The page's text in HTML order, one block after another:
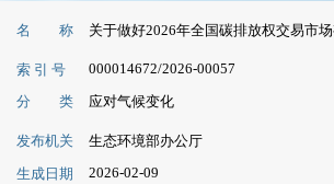
名 称 关于做好2026年全国碳排放权交易市
索 引 号 000014672/2026-00057
分 类 应对气候变化
发布机关
生态环境部办公厅
生成日期
2026-02-09